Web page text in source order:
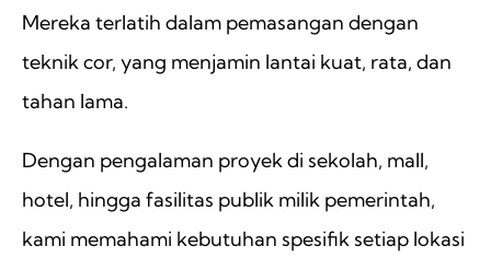
Mereka terlatih dalam pemasangan dengan
teknik cor, yang menjamin lantai kuat, rata, dan
tahan lama.
Dengan pengalaman proyek di sekolah, mall,
hotel, hingga fasilitas publik milik pemerintah,
kami memahami kebutuhan spesifik setiap lokasi